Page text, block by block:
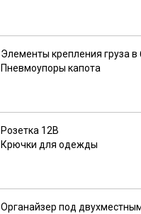
Элементы крепления груза
Пневмоупоры капота
Розетка 12В
Крючки для одежды
Органайзер под